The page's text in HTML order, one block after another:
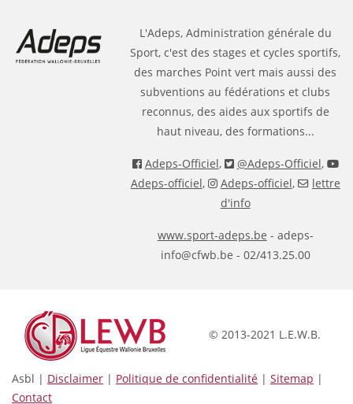
L'Adeps, Administration générale du
Sport, c'est des stages et cycles sportifs,
des marches Point vert mais aussi des
subventions au fédérations et clubs
reconnus, des aides aux sportifs de
haut niveau, des formations...
Adeps-Officiel, @Adeps-Officiel,
Adeps-officiel, Adeps-officiel,
lettre
d'info
www.sport-adeps.be - adeps-
info@cfwb.be - 02/413.25.00
© 2013-2021 L.E.W.B.
Asbl | Disclaimer | Politique de confidentialité | Sitemap |
Contact